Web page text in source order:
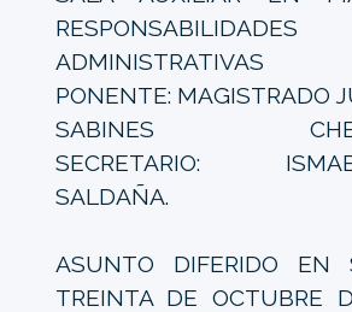
RESPONSABILIDADES
ADMINISTRATIVAS
PONENTE: MAGISTRADO
SABINES
SECRETARIO:
SALDAÑA.
ASUNTO DIFERIDO EN
TREINTA DE OCTUBRE